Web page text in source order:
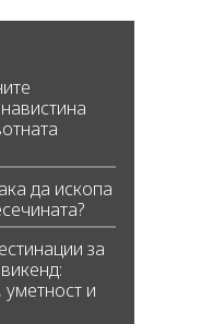
да ископа
за
и